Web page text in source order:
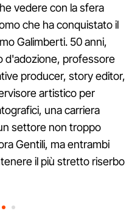
vedere con la sfera
che ha conquistato il
Galimberti. 50 anni,
d'adozione, professore
producer, story editor,
artistico per
una carriera
settore non troppo
Gentili, ma entrambi
il più stretto riserbo